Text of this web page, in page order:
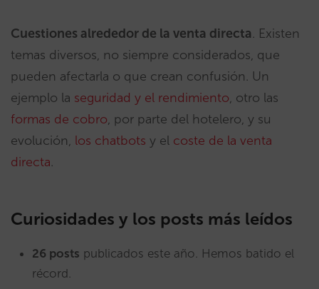
Cuestiones alrededor de la venta directa. Existen
temas diversos, no siempre considerados, que
pueden afectarla o que crean confusión. Un
ejemplo la seguridad y el rendimiento, otro las
formas de cobro, por parte del hotelero, y su
evolución, los chatbots y el coste de la venta
directa.
Curiosidades y los posts más leídos
26 posts publicados este año. Hemos batido el
récord.